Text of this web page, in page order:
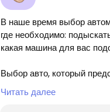
В наше время выбор
где необходимо:
какая машина для вас
Выбор авто, который
огромное количество
комфортная. Можно
Читать далее